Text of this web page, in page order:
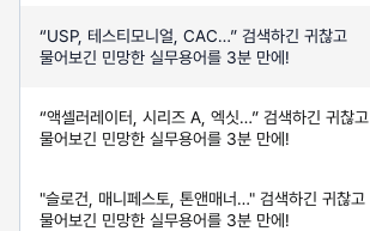
“USP, 테스티모니얼, CAC…” 검색하긴 귀찮고
물어보긴 민망한 실무용어를 3분 만에!
“액셀러레이터, 시리즈 A, 엑싯…” 검색하긴 귀찮고
물어보긴 민망한 실무용어를 3분 만에!
"슬로건, 매니페스토, 톤앤매너…" 검색하긴 귀찮고
물어보긴 민망한 실무용어를 3분 만에!